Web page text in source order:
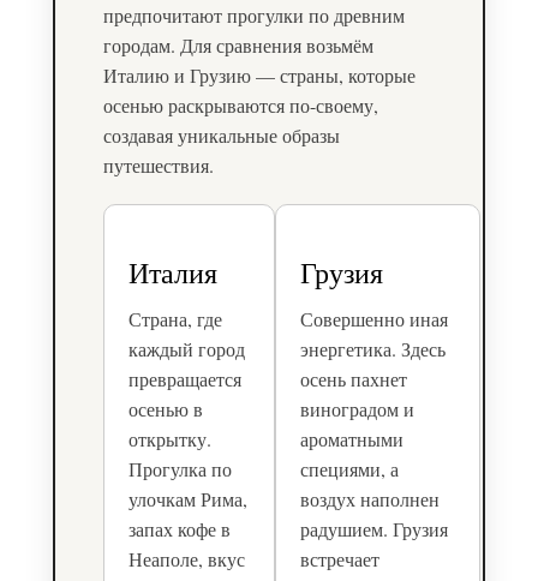
предпочитают прогулки по древним
городам. Для сравнения возьмём
Италию и Грузию — страны, которые
осенью раскрываются по-своему,
создавая уникальные образы
путешествия.
Италия
Страна, где
каждый город
превращается
осенью в
открытку.
Прогулка по
улочкам Рима,
запах кофе в
Неаполе, вкус
Грузия
Совершенно иная
энергетика. Здесь
осень пахнет
виноградом и
ароматными
специями, а
воздух наполнен
радушием. Грузия
встречает